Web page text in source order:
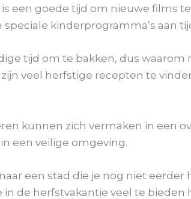
een goede tijd om nieuwe films
kinderprogramma’s aan
tijd om te bakken, dus waarom
veel herfstige recepten te
kunnen zich vermaken in een
een veilige omgeving.
naar een stad die je nog niet eerder
de herfstvakantie veel te bieden